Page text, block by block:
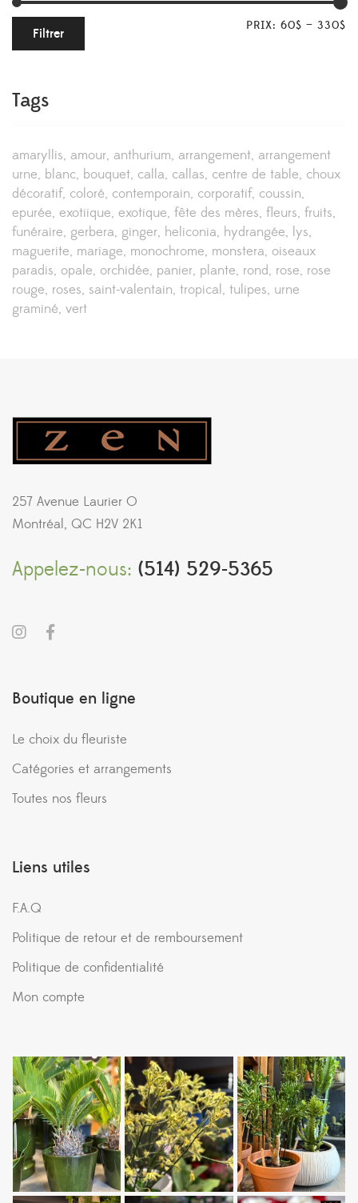
Filtrer PRIX: 60$ — 330$
Tags
amaryllis amour anthurium arrangement arrangement
urne blanc bouquet calla callas centre de table choux
décoratif coloré contemporain corporatif coussin
epurée exotiique exotique fête des mères fleurs fruits
funéraire gerbera ginger heliconia hydrangée lys
maguerite mariage monochrome monstera oiseaux
paradis opale orchidée panier plante rond rose rose
rouge roses saint-valentain tropical tulipes urne
graminé vert
257 Avenue Laurier O
Montréal, QC H2V 2K1
Appelez-nous: (514) 529-5365
Boutique en ligne
Le choix du fleuriste
Catégories et arrangements
Toutes nos fleurs
Liens utiles
F.A.Q
Politique de retour et de remboursement
Politique de confidentialité
Mon compte